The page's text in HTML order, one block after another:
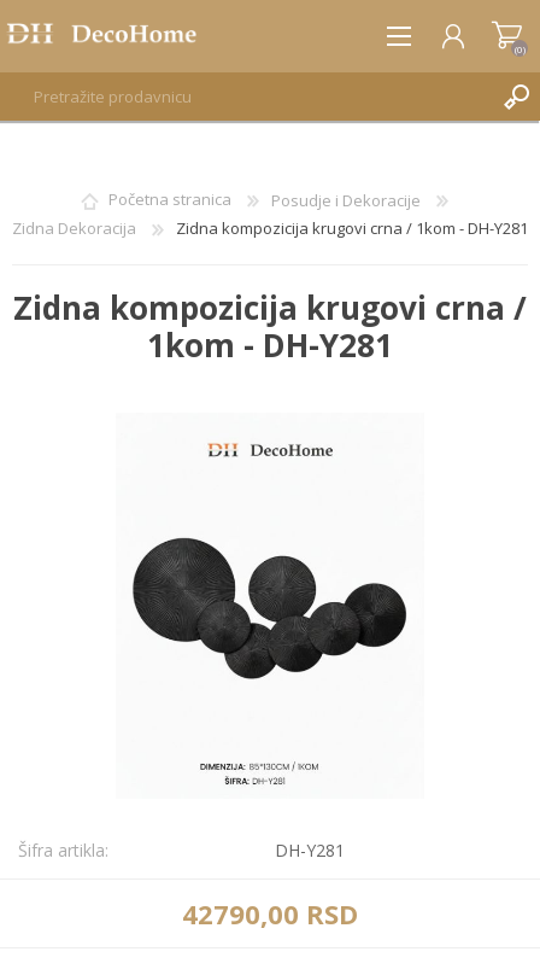
REGISTRUJTE SE
PRIJAVA
(0)
Početna stranica
Posudje i Dekoracije
Zidna Dekoracija
Zidna kompozicija krugovi crna / 1kom - DH-Y281
Zidna kompozicija krugovi crna /
1kom - DH-Y281
Šifra artikla: DH-Y281
42790,00 RSD